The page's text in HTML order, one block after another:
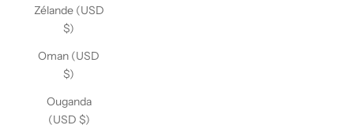
Zélande (USD
$)
Oman (USD
$)
Ouganda
(USD $)